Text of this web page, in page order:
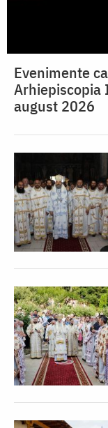
Evenimente
Arhiepiscopia
august 2026